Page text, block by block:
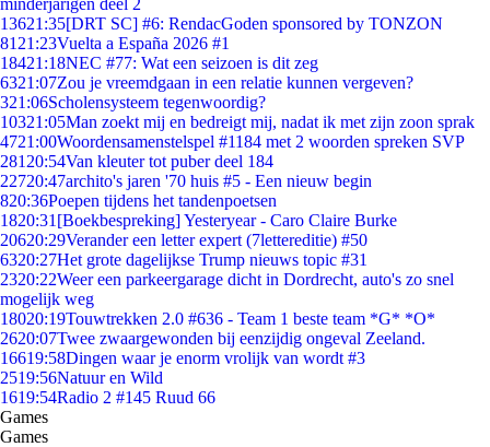
minderjarigen deel 2
13621:35[DRT SC] #6: RendacGoden sponsored by TONZON
81 21:23Vuelta a España 2026 #1
18421:18NEC #77: Wat een seizoen is dit zeg
6321:07Zou je vreemdgaan in een relatie kunnen vergeven?
321:06Scholensysteem tegenwoordig?
10321:05Man zoekt mij en bedreigt mij, nadat ik met zijn zoon sprak
4721:00Woordensamenstelspel #1184 met 2 woorden spreken SVP
281 20:54Van kleuter tot puber deel 184
22720:47archito's jaren '70 huis #5 - Een nieuw begin
820:36Poepen tijdens het tandenpoetsen
1820:31 [Boekbespreking] Yesteryear - Caro Claire Burke
20620:29Verander een letter expert (7lettereditie) #50
6320:27Het grote dagelijkse Trump nieuws topic #31
2320:22Weer een parkeergarage dicht in Dordrecht, auto's zo snel
mogelijk weg
18020:19Touwtrekken 2.0 #636 - Team 1 beste team *G* *O*
2620:07Twee zwaargewonden bij eenzijdig ongeval Zeeland.
16619:58Dingen waar je enorm vrolijk van wordt #3
2519:56Natuur en Wild
1619:54Radio 2 #145 Ruud 66
Games
Games